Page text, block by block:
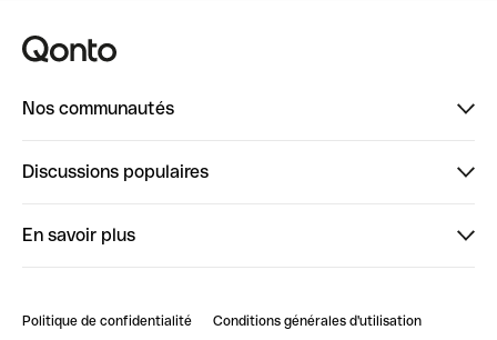
Nos communautés
ClubQonto
Discussions populaires
En savoir plus
Blog
Politique de confidentialité Conditions générales d'utilisation